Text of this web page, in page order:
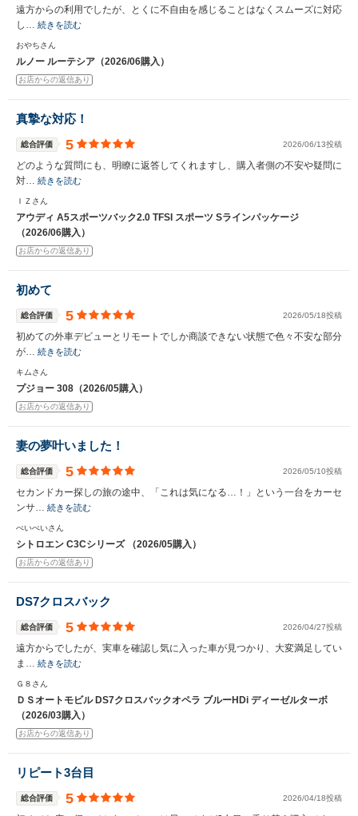
遠方からの利用でしたが、とくに不自由を感じることはなくスムーズに対応
し… 続きを読む
おやちさん
ルノー ルーテシア（2026/06購入）
お店からの返信あり
真摯な対応！
総合評価 5 2026/06/13投稿
どのような質問にも、明瞭に返答してくれますし、購入者側の不安や疑問に
対… 続きを読む
ＩＺさん
アウディ A5スポーツバック2.0 TFSI スポーツ Sラインパッケージ
（2026/06購入）
お店からの返信あり
初めて
総合評価 5 2026/05/18投稿
初めての外車デビューとリモートでしか商談できない状態で色々不安な部分
が… 続きを読む
キムさん
プジョー 308（2026/05購入）
お店からの返信あり
妻の夢叶いました！
総合評価 5 2026/05/10投稿
セカンドカー探しの旅の途中、「これは気になる…！」という一台をカーセ
ンサ… 続きを読む
ぺいぺいさん
シトロエン C3Cシリーズ （2026/05購入）
お店からの返信あり
DS7クロスバック
総合評価 5 2026/04/27投稿
遠方からでしたが、実車を確認し気に入った車が見つかり、大変満足してい
ま… 続きを読む
Ｇ８さん
ＤＳオートモビル DS7クロスバックオペラ ブルーHDi ディーゼルターボ
（2026/03購入）
お店からの返信あり
リピート3台目
総合評価 5 2026/04/18投稿